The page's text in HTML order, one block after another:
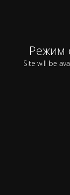
Режим
Site will be